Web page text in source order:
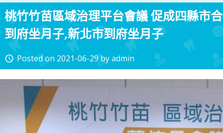
桃竹竹苗區域治理平台會議 促成四縣市
到府坐月子,新北市到府坐月子
access_time Posted on 2021-06-29byadmin